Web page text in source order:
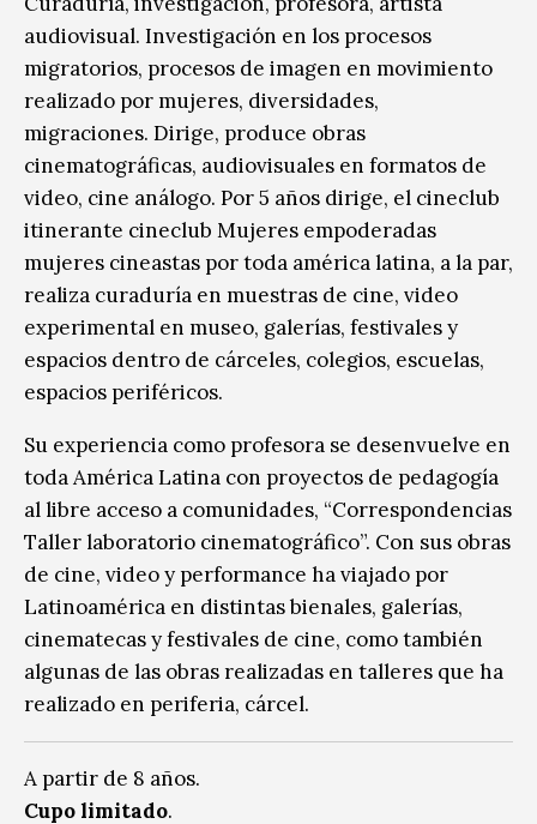
audiovisual. Investigación en los procesos
migratorios, procesos de imagen en movimiento
realizado por mujeres, diversidades,
migraciones. Dirige, produce obras
cinematográficas, audiovisuales en formatos de
video, cine análogo. Por 5 años dirige, el cineclub
itinerante cineclub Mujeres empoderadas
mujeres cineastas por toda américa latina, a la par,
realiza curaduría en muestras de cine, video
experimental en museo, galerías, festivales y
espacios dentro de cárceles, colegios, escuelas,
espacios periféricos.
Su experiencia como profesora se desenvuelve en
toda América Latina con proyectos de pedagogía
al libre acceso a comunidades, “Correspondencias
Taller laboratorio cinematográfico”. Con sus obras
de cine, video y performance ha viajado por
Latinoamérica en distintas bienales, galerías,
cinematecas y festivales de cine, como también
algunas de las obras realizadas en talleres que ha
realizado en periferia, cárcel.
A partir de 8 años.
Cupo limitado.